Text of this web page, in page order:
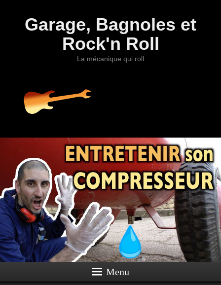
Garage, Bagnoles et
Rock'n Roll
La mécanique qui roll
Menu